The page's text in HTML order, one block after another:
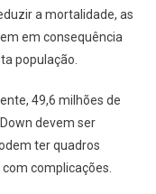
Down
De
As
Idades
Devem
Se
a mortalidade, as
em consequência
população.
49,6 milhões de
devem ser
ter quadros
complicações.